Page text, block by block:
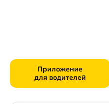
Приложение
для водителей